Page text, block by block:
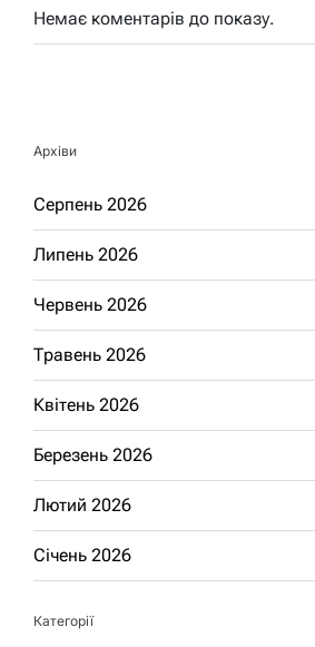
Немає коментарів до показу.
Архіви
Серпень 2026
Липень 2026
Червень 2026
Травень 2026
Квітень 2026
Березень 2026
Лютий 2026
Січень 2026
Категорії